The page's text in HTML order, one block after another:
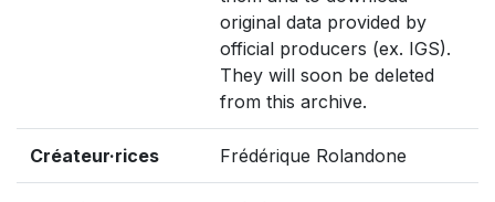
original data provided by
official producers (ex. IGS).
They will soon be deleted
from this archive.
Créateur·rices Frédérique Rolandone